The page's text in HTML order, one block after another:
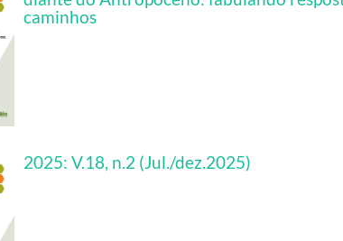
caminhos
2025: V.18, n.2 (Jul./dez.2025)